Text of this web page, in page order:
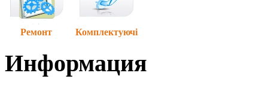
Ремонт Комплектуючі
Информация